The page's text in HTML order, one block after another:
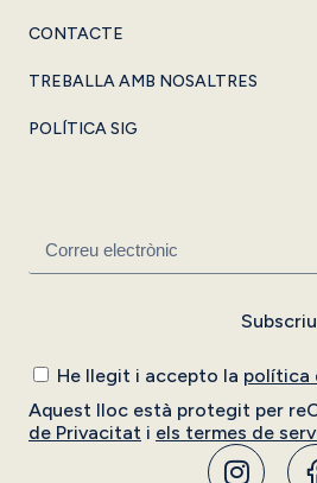
CONTACTE
TREBALLA AMB NOSALTRES
POLÍTICA SIG
He llegit i accepto la política
Aquest lloc està protegit per
de Privacitat i els termes de